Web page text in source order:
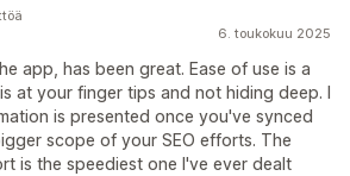
6. toukokuu 2025
app, has been great. Ease of use is a
at your finger tips and not hiding deep. I
is presented once you've synced
scope of your SEO efforts. The
is the speediest one I've ever dealt